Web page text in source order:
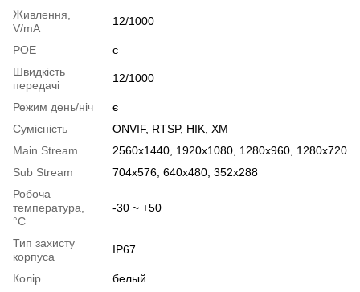
Живлення,
V/mA
12/1000
РОЕ
є
Швидкість
передачі
12/1000
Режим день/ніч
є
Сумісність
ONVIF, RTSP, HIK, XM
Main Stream
2560х1440, 1920х1080, 1280х960, 1280х720
Sub Stream
704x576, 640х480, 352x288
Робоча
температура,
°C
-30 ~ +50
Тип захисту
корпуса
IP67
Колір
белый